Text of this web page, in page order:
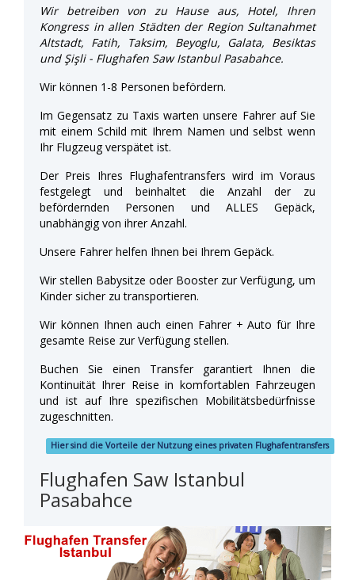
Wir betreiben von zu Hause aus, Hotel, Ihren
Kongress in allen Städten der Region Sultanahmet
Altstadt, Fatih, Taksim, Beyoglu, Galata, Besiktas
und Şişli - Flughafen Saw Istanbul Pasabahce.
Wir können 1-8 Personen befördern.
Im Gegensatz zu Taxis warten unsere Fahrer auf Sie
mit einem Schild mit Ihrem Namen und selbst wenn
Ihr Flugzeug verspätet ist.
Der Preis Ihres Flughafentransfers wird im Voraus
festgelegt und beinhaltet die Anzahl der zu
befördernden Personen und ALLES Gepäck,
unabhängig von ihrer Anzahl.
Unsere Fahrer helfen Ihnen bei Ihrem Gepäck.
Wir stellen Babysitze oder Booster zur Verfügung, um
Kinder sicher zu transportieren.
Wir können Ihnen auch einen Fahrer + Auto für Ihre
gesamte Reise zur Verfügung stellen.
Buchen Sie einen Transfer garantiert Ihnen die
Kontinuität Ihrer Reise in komfortablen Fahrzeugen
und ist auf Ihre spezifischen Mobilitätsbedürfnisse
zugeschnitten.
Hier sind die Vorteile der Nutzung eines privaten Flughafentransfers
Flughafen Saw Istanbul
Pasabahce